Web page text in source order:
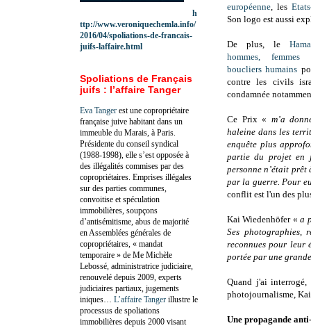
européenne , les
Son logo est aussi
De plus, le
hommes,
boucliers humains
contre les civils
condamnée
Ce Prix « m’a
haleine dans les
enquête plus
partie du projet en
personne n’était prêt
par la guerre. Pour
conflit est l'un des
Kai Wiedenhöfer «a
Ses photographies,
reconnues pour leur
portée par une
Quand j'ai interrogé,
photojournalisme,
Une propagande
h
ttp://www.veroniquechemla.info/
2016/04/spoliations-de-francais-
juifs-laffaire.html
Spoliations de Français
juifs : l’affaire Tanger
Eva Tanger est une copropriétaire
française juive habitant dans un
immeuble du Marais, à Paris.
Présidente du conseil syndical
(1988-1998), elle s’est opposée à
des illégalités commises par des
copropriétaires. Emprises illégales
sur des parties communes,
convoitise et spéculation
immobilières, soupçons
d’antisémitisme, abus de majorité
en Assemblées générales de
copropriétaires, « mandat
temporaire » de Me Michèle
Lebossé, administratrice judiciaire,
renouvelé depuis 2009, experts
judiciaires partiaux, jugements
iniques… L’affaire Tanger illustre le
processus de spoliations
immobilières depuis 2000 visant